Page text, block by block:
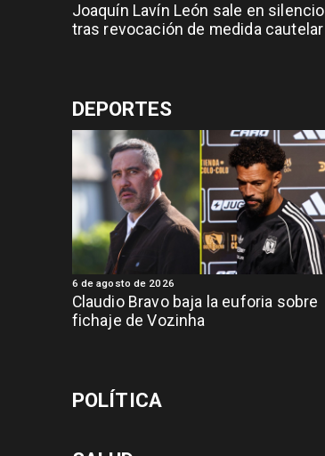
Joaquín Lavín León sale en silencio
tras revocación de medida cautelar
DEPORTES
Claudio Bravo baja la euforia sobre
fichaje de Vozinha
6 de agosto de 2026
POLÍTICA